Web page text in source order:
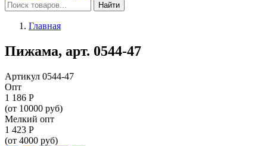
Найти
Главная
Пижама, арт. 0544-47
Артикул 0544-47
Опт
1 186 Р
(от 10000 руб)
Мелкий опт
1 423 Р
(от 4000 руб)